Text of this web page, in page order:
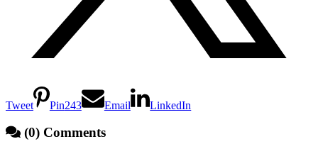
Tweet Pin243 Email LinkedIn
(0) Comments